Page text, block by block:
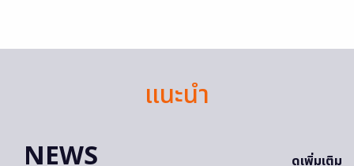
แนะนำ
NEWS
ดูเพิ่มเติม